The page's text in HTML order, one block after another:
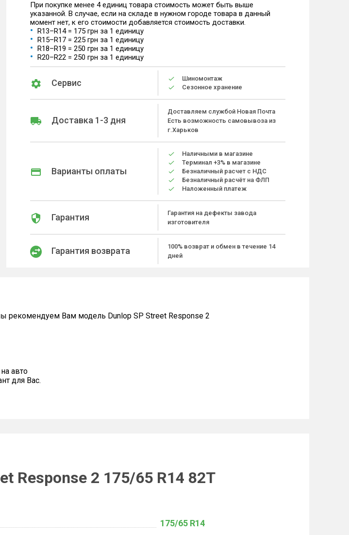
При покупке менее 4 единиц товара стоимость может быть выше
указанной. В случае, если на складе в нужном городе товара в данный
момент нет, к его стоимости добавляется стоимость доставки.
R13–R14 = 175 грн за 1 единицу
R15–R17 = 225 грн за 1 единицу
R18–R19 = 250 грн за 1 единицу
R20–R22 = 250 грн за 1 единицу
Сервис
Шиномонтаж
Сезонное хранение
Доставка 1-3 дня
Доставляем службой Новая Почта
Есть возможность самовывоза из
г.Харьков
Варианты оплаты
Наличными в магазине
Терминал +3% в магазине
Безналичный расчет с НДС
Безналичный расчёт на ФЛП
Наложенный платеж
Гарантия
Гарантия на дефекты завода
изготовителя
Гарантия возврата
100% возврат и обмен в течение 14
дней
рекомендуем Вам модель Dunlop SP Street Response 2
авто
для Вас.
Response 2 175/65 R14 82T
175/65 R14